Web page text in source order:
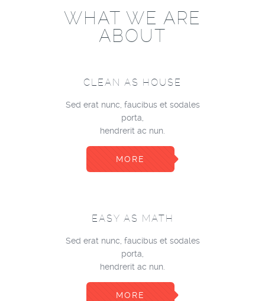
WHAT WE ARE
ABOUT
CLEAN AS HOUSE
Sed erat nunc, faucibus et sodales
porta,
hendrerit ac nun.
MORE
EASY AS MATH
Sed erat nunc, faucibus et sodales
porta,
hendrerit ac nun.
MORE